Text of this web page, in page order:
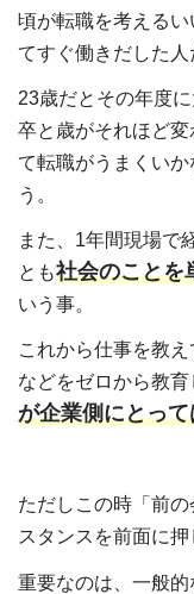
頃が転職を考える
てすぐ働きだした人
23歳だとその年度
卒と歳がそれほど
て転職がうまくい
う。
また、1年間現場で
とも社会のことを
いう事。
これから仕事を教
などをゼロから教
が企業側にとっ
ただしこの時「前
スタンスを前面に押
重要なのは、一般